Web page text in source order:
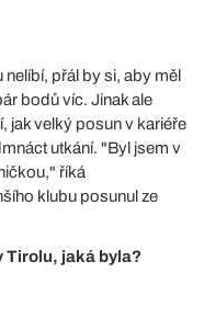
přál by si, aby měl
bodů víc. Jinak ale
jak velký posun v kariéře
utkání. "Byl jsem v
říká
klubu posunul ze
Tirolu, jaká byla?